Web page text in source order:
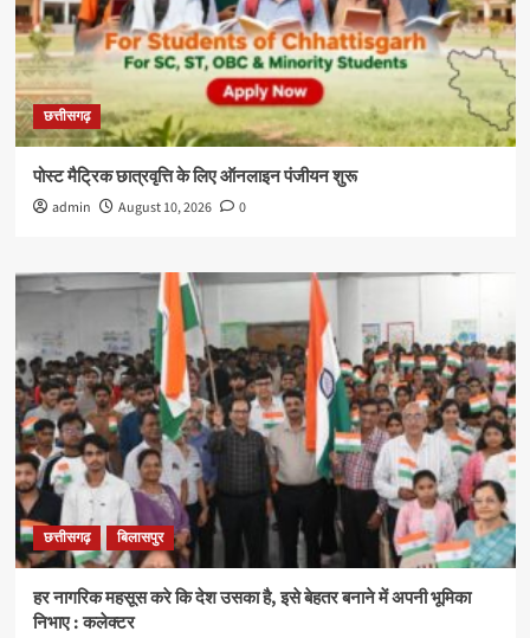
छत्तीसगढ़
पोस्ट मैट्रिक छात्रवृत्ति के लिए ऑनलाइन पंजीयन शुरू
admin August 10, 2026 0
छत्तीसगढ़ बिलासपुर
हर नागरिक महसूस करे कि देश उसका है, इसे बेहतर बनाने में अपनी भूमिका
निभाए : कलेक्टर